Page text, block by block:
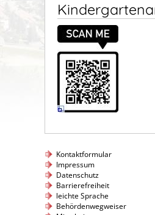
Kontaktformular
Impressum
Datenschutz
Barrierefreiheit
leichte Sprache
Behördenwegweiser